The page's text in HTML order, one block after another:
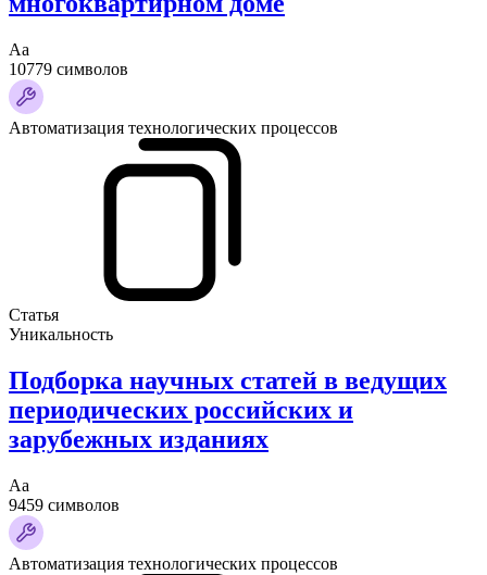
Аа
10779 символов
Автоматизация технологических процессов
Статья
Уникальность
Подборка научных статей в ведущих
периодических российских и
зарубежных изданиях
Аа
9459 символов
Автоматизация технологических процессов